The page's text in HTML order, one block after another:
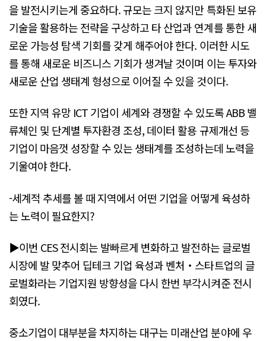
을 발전시키는게 중요하다. 규모는 크지 않지만 특화된 보유
기술을 활용하는 전략을 구상하고 타 산업과 연계를 통한 새
로운 가능성 탐색 기회를 갖게 해주어야 한다. 이러한 시도
를 통해 새로운 비즈니스 기회가 생겨날 것이며 이는 투자와
새로운 산업 생태계 형성으로 이어질 수 있을 것이다.
또한 지역 유망 ICT 기업이 세계와 경쟁할 수 있도록 ABB 밸
류체인 및 단계별 투자환경 조성, 데이터 활용 규제개선 등
기업이 마음껏 성장할 수 있는 생태계를 조성하는데 노력을
기울여야 한다.
-세계적 추세를 볼 때 지역에서 어떤 기업을 어떻게 육성하
는 노력이 필요한지?
▶이번 CES 전시회는 발빠르게 변화하고 발전하는 글로벌
시장에 발 맞추어 딥테크 기업 육성과 벤처‧스타트업의 글
로벌화라는 기업지원 방향성을 다시 한번 부각시켜준 전시
회였다.
중소기업이 대부분을 차지하는 대구는 미래산업 분야에 우